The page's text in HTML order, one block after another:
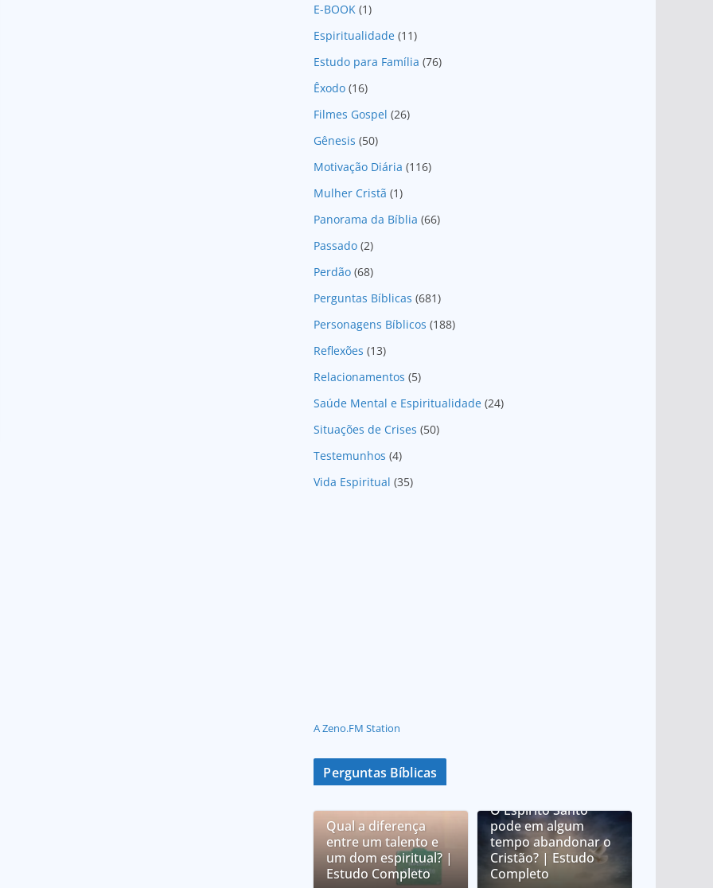
E-BOOK (1)
Espiritualidade (11)
Estudo para Família (76)
Êxodo (16)
Filmes Gospel (26)
Gênesis (50)
Motivação Diária (116)
Mulher Cristã (1)
Panorama da Bíblia (66)
Passado (2)
Perdão (68)
Perguntas Bíblicas (681)
Personagens Bíblicos (188)
Reflexões (13)
Relacionamentos (5)
Saúde Mental e Espiritualidade (24)
Situações de Crises (50)
Testemunhos (4)
Vida Espiritual (35)
A Zeno.FM Station
Perguntas Bíblicas
Qual a diferença
entre um talento e
um dom espiritual? |
Estudo Completo
O Espírito Santo
pode em algum
tempo abandonar o
Cristão? | Estudo
Completo